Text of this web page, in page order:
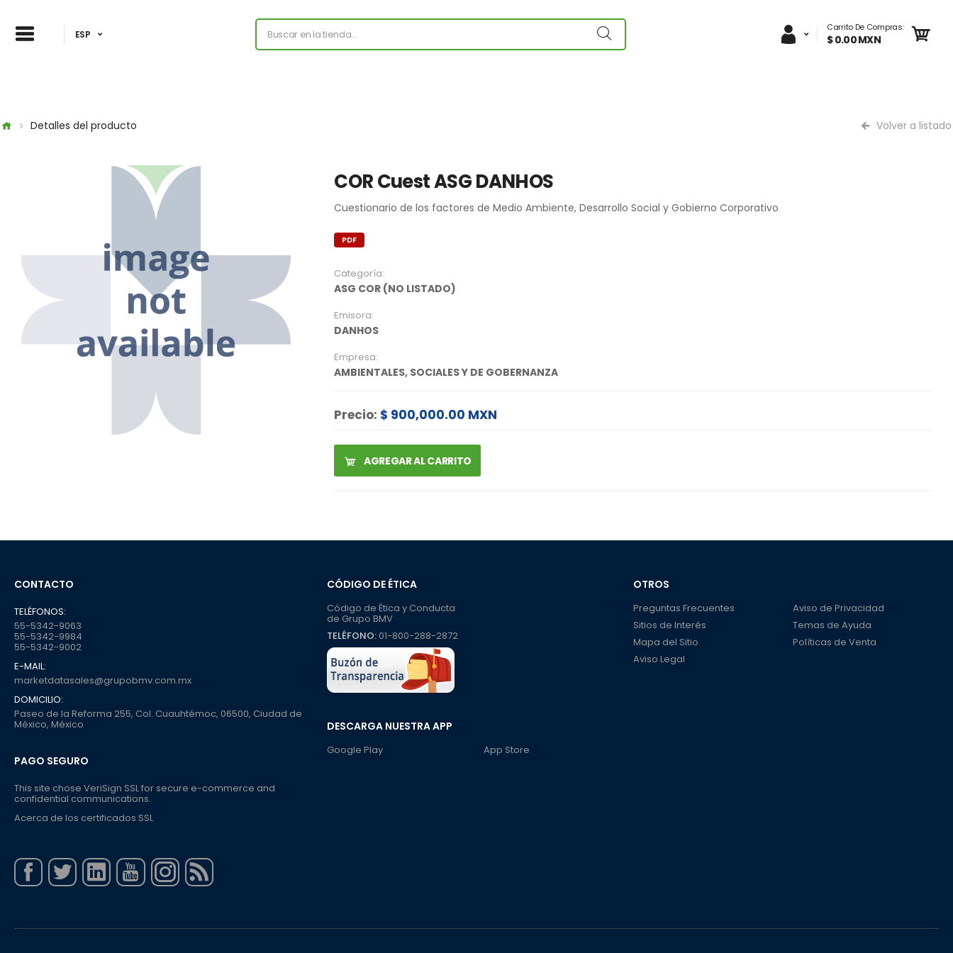
ESP
Carrito De Compras:
$ 0.00 MXN
Detalles del producto Volver a listado
COR Cuest ASG DANHOS
Cuestionario de los factores de Medio Ambiente, Desarrollo Social y Gobierno Corporativo
PDF
Categoría:
ASG COR (NO LISTADO)
Emisora:
DANHOS
Empresa:
AMBIENTALES, SOCIALES Y DE GOBERNANZA
Precio: $ 900,000.00 MXN
AGREGAR AL CARRITO
CÓDIGO DE ÉTICA
Código de Ética y Conducta
de Grupo BMV
TELÉFONO:01-800-288-2872
DESCARGA NUESTRA APP
Google Play App Store
OTROS
Preguntas Frecuentes
Sitios de Interés
Mapa del Sitio
Aviso Legal
Aviso de Privacidad
Temas de Ayuda
Políticas de Venta
CONTACTO
TELÉFONOS:
55-5342-9063
55-5342-9984
55-5342-9002
E-MAIL:
marketdatasales@grupobmv.com.mx
DOMICILIO:
Paseo de la Reforma 255, Col. Cuauhtémoc, 06500, Ciudad de
México, México
PAGO SEGURO
This site chose VeriSign SSL for secure e-commerce and
confidential communications.
Acerca de los certificados SSL